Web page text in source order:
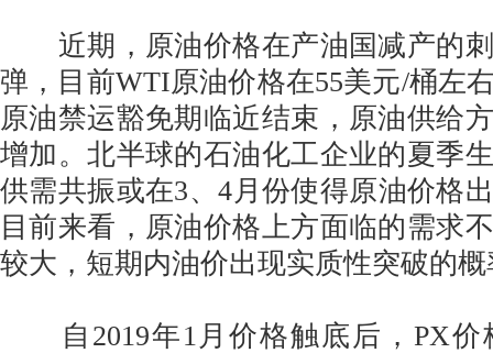
近期，原油价格在产油国减产的刺
弹，目前WTI原油价格在55美元/桶左
原油禁运豁免期临近结束，原油供给
增加。北半球的石油化工企业的夏季
供需共振或在3、4月份使得原油价格
目前来看，原油价格上方面临的需求
较大，短期内油价出现实质性突破的
自2019年1月价格触底后，PX价